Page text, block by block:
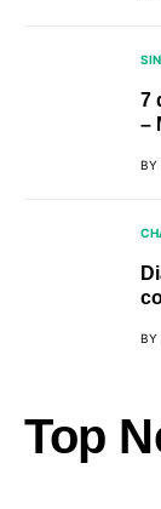
7
–
BY
BY
Top